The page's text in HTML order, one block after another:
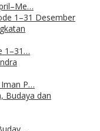
1–31…
Iman P…